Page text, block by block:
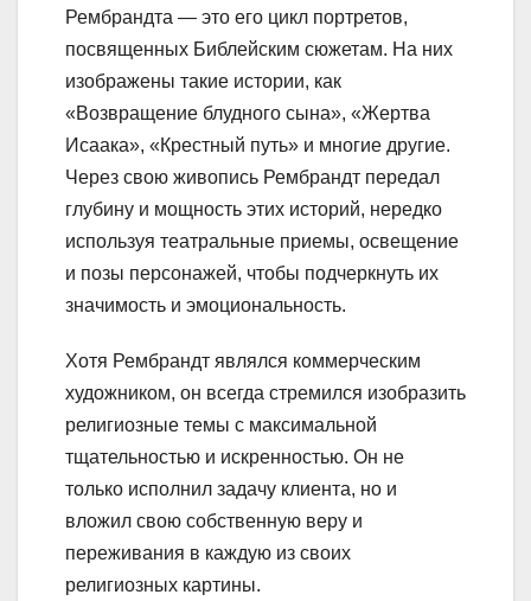
Рембрандта — это его цикл портретов,
посвященных Библейским сюжетам. На них
изображены такие истории, как
«Возвращение блудного сына», «Жертва
Исаака», «Крестный путь» и многие другие.
Через свою живопись Рембрандт передал
глубину и мощность этих историй, нередко
используя театральные приемы, освещение
и позы персонажей, чтобы подчеркнуть их
значимость и эмоциональность.
Хотя Рембрандт являлся коммерческим
художником, он всегда стремился изобразить
религиозные темы с максимальной
тщательностью и искренностью. Он не
только исполнил задачу клиента, но и
вложил свою собственную веру и
переживания в каждую из своих
религиозных картины.